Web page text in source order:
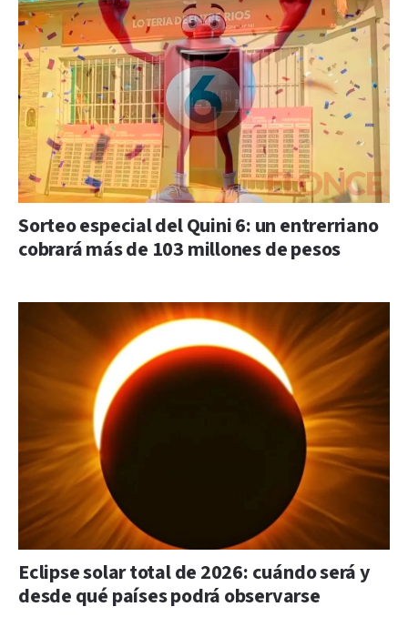
Sorteo especial del Quini 6: un entrerriano
cobrará más de 103 millones de pesos
Eclipse solar total de 2026: cuándo será y
desde qué países podrá observarse